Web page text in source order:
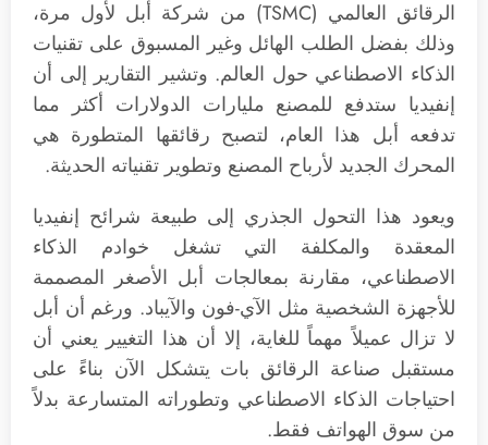
الرقائق العالمي (TSMC) من شركة أبل لأول مرة،
وذلك بفضل الطلب الهائل وغير المسبوق على تقنيات
الذكاء الاصطناعي حول العالم. وتشير التقارير إلى أن
إنفيديا ستدفع للمصنع مليارات الدولارات أكثر مما
تدفعه أبل هذا العام، لتصبح رقائقها المتطورة هي
المحرك الجديد لأرباح المصنع وتطوير تقنياته الحديثة.
ويعود هذا التحول الجذري إلى طبيعة شرائح إنفيديا
المعقدة والمكلفة التي تشغل خوادم الذكاء
الاصطناعي، مقارنة بمعالجات أبل الأصغر المصممة
للأجهزة الشخصية مثل الآي-فون والآيباد. ورغم أن أبل
لا تزال عميلاً مهماً للغاية، إلا أن هذا التغيير يعني أن
مستقبل صناعة الرقائق بات يتشكل الآن بناءً على
احتياجات الذكاء الاصطناعي وتطوراته المتسارعة بدلاً
من سوق الهواتف فقط.